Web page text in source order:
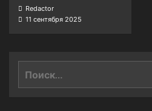
Redactor
11 сентября 2025